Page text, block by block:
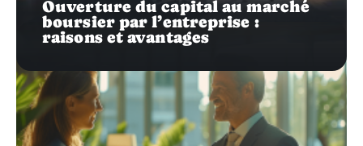
Ouverture du capital au marché
boursier par l’entreprise :
raisons et avantages